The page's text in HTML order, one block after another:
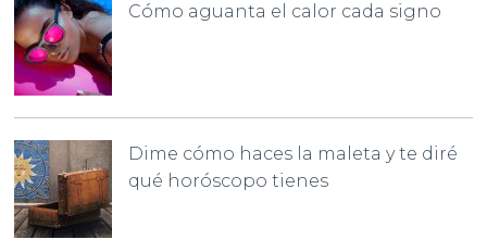
Cómo aguanta el calor cada signo
Dime cómo haces la maleta y te diré
qué horóscopo tienes